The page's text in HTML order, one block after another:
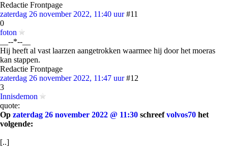
Redactie Frontpage
zaterdag 26 november 2022, 11:40 uur #11
0
foton
__--*--__
Hij heeft al vast laarzen aangetrokken waarmee hij door het moeras
kan stappen.
Redactie Frontpage
zaterdag 26 november 2022, 11:47 uur #12
3
Innisdemon
quote:
Op zaterdag 26 november 2022 @ 11:30 schreefvolvos70 het
volgende:
[..]